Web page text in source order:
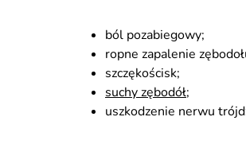
ból pozabiegowy;
ropne zapalenie
szczękościsk;
suchy zębodół;
uszkodzenie nerwu